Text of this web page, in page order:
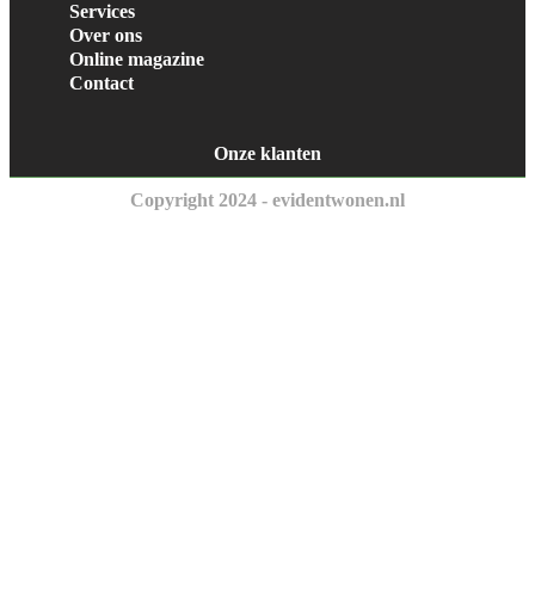
Services
Over ons
Online magazine
Contact
Onze klanten
Copyright 2024 - evidentwonen.nl